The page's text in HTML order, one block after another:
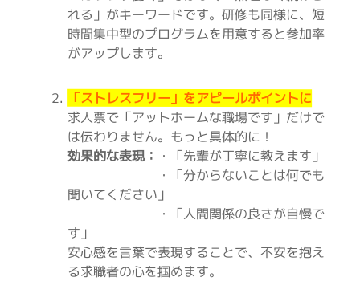
れる」がキーワードです。研修も同様に、短
時間集中型のプログラムを用意すると参加率
がアップします。
「ストレスフリー」をアピールポイントに
求人票で「アットホームな職場です」だけで
は伝わりません。もっと具体的に！
効果的な表現： ・「先輩が丁寧に教えます」
・「分からないことは何でも
聞いてください」
・「人間関係の良さが自慢で
す」
安心感を言葉で表現することで、不安を抱え
る求職者の心を掴めます。